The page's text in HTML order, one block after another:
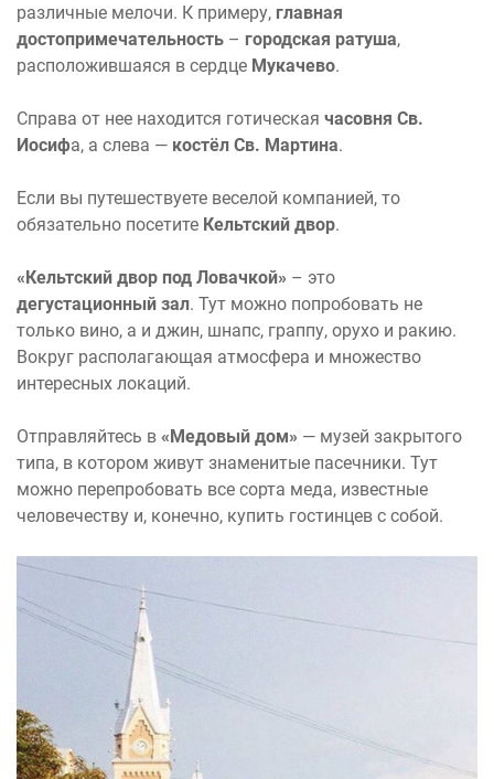
различные мелочи. К примеру, главная
достопримечательность – городская ратуша,
расположившаяся в сердце Мукачево.
Справа от нее находится готическая часовня Св.
Иосифа, а слева — костёл Св. Мартина.
Если вы путешествуете веселой компанией, то
обязательно посетите Кельтский двор.
«Кельтский двор под Ловачкой» – это
дегустационный зал. Тут можно попробовать не
только вино, а и джин, шнапс, граппу, орухо и ракию.
Вокруг располагающая атмосфера и множество
интересных локаций.
Отправляйтесь в «Медовый дом» — музей закрытого
типа, в котором живут знаменитые пасечники. Тут
можно перепробовать все сорта меда, известные
человечеству и, конечно, купить гостинцев с собой.